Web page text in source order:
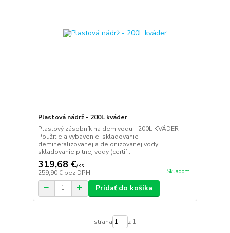
Plastová nádrž - 200L kváder
Plastový zásobník na demivodu - 200L KVÁDER
Použitie a vybavenie: skladovanie
demineralizovanej a deionizovanej vody
skladovanie pitnej vody (certif...
319,68 €/ks
259,90 € bez DPH Skladom
Pridať do košíka
strana z 1